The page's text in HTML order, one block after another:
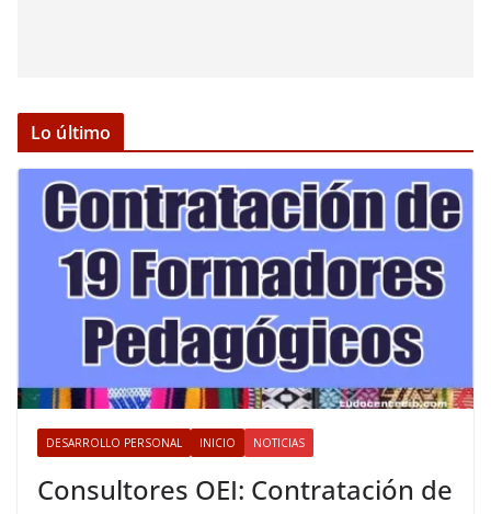
Lo último
DESARROLLO PERSONAL INICIO NOTICIAS
Consultores OEI: Contratación de